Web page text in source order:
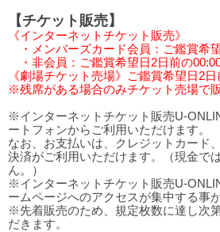
【チケット販売】
《インターネットチケット販売》
・メンバーズカード会員：ご鑑賞希
・非会員：ご鑑賞希望日2日前の
《劇場チケット売場》ご鑑賞希望日2
※残席がある場合のみチケット売場で
※インターネットチケット販売U-
ートフォンからご利用いただけます。
なお、お支払いは、クレジットカード
決済がご利用いただけます。（現金で
ん。）
※インターネットチケット販売U-
ームページへのアクセスが集中する事
※先着販売のため、規定枚数に達し次
だきます。